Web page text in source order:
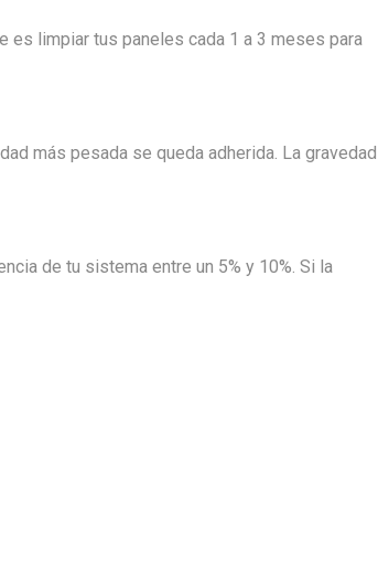
es limpiar tus paneles cada 1 a 3 meses para
más pesada se queda adherida. La gravedad
de tu sistema entre un 5% y 10%. Si la